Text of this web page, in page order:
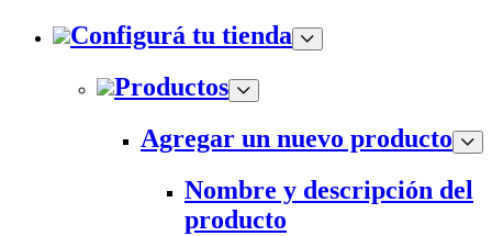
Configurá tu tienda
Productos
Agregar un nuevo producto
Nombre y descripción del
producto